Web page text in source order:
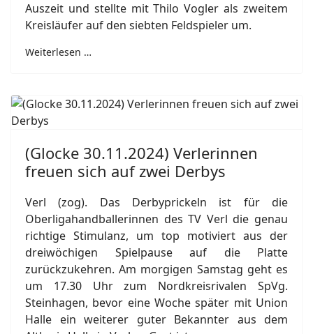
Auszeit und stellte mit Thilo Vogler als zweitem
Kreisläufer auf den siebten Feldspieler um.
Weiterlesen …
(Glocke 30.11.2024) Verlerinnen
freuen sich auf zwei Derbys
Verl (zog). Das Derbyprickeln ist für die
Oberligahandballerinnen des TV Verl die genau
richtige Stimulanz, um top motiviert aus der
dreiwöchigen Spielpause auf die Platte
zurückzukehren. Am morgigen Samstag geht es
um 17.30 Uhr zum Nordkreisrivalen SpVg.
Steinhagen, bevor eine Woche später mit Union
Halle ein weiterer guter Bekannter aus dem